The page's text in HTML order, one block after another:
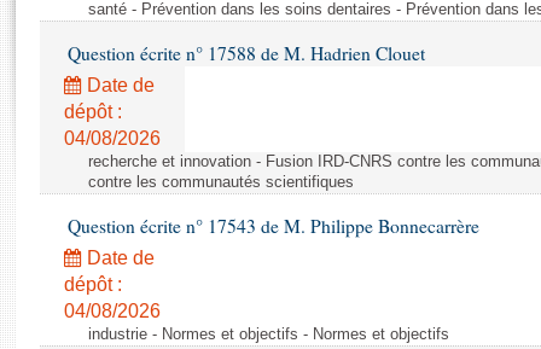
Rapports d'information
Rapports d'enquête
Rapports législatifs
Baromètre de l’application des lois
Dossiers législatifs
Budget et sécurité sociale
Questions écrites et orales
Comptes rendus des débats
Anciennes législatures
Liens vers les sites publics
santé - Prévention dans les soins dentaires - Prévention dans
Question écrite n° 17588 de M. Hadrien Clouet
Date de
dépôt :
04/08/2026
recherche et innovation - Fusion IRD-CNRS contre les
contre les communautés scientifiques
Question écrite n° 17543 de M. Philippe Bonnecarrère
Date de
dépôt :
04/08/2026
industrie - Normes et objectifs - Normes et objectifs